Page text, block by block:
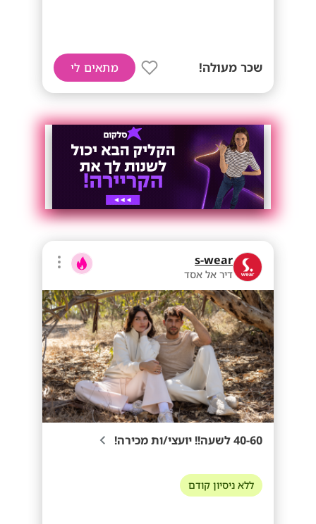
שכר מעולה! מתאים לי
s-wear
דיר אל אסד
40-60 לשעה!! יועצי/ות מכירה!
ללא ניסיון קודם